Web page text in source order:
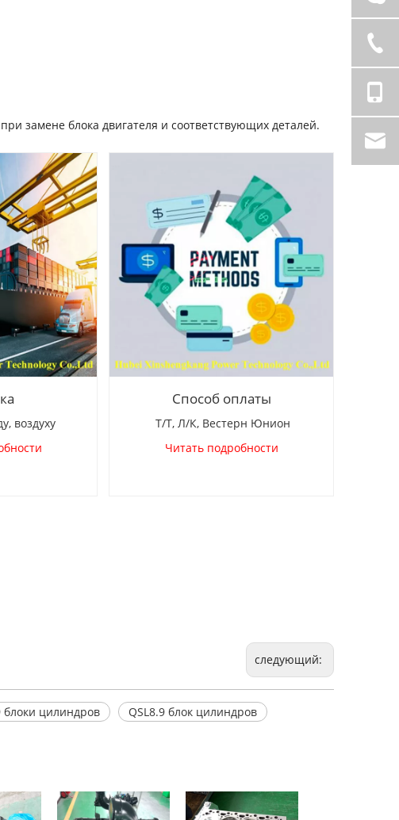
замене блока двигателя и соответствующих деталей.
воздуху
Способ оплаты
Т/Т, Л/К, Вестерн Юнион
Читать подробности
следующий:
блоки цилиндров
QSL8.9 блок цилиндров